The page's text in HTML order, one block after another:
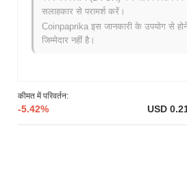
कीमत में परिवर्तन:
-5.42% USD
सह-संस्थापक और ब्लॉकचेन विशेषज्ञ, फैबियन
किया। इस दस्तावेज़ में रचनात्मक उद्योगों और
केंद्रित एक नए ब्लॉकचेन पारिस्थितिकी तंत्र के
प्रोजेक्ट ने जून 2021 में लुक्सो टेस्टनेट के रूप में
ने डिजिटल संपत्तियों, पहचान और सामाजिक
बुनियादी ढांचे को बनाने पर ध्यान केंद्रित किया।
सलाहकार से परामर्श करें।
Coinpaprika इस जानकारी के उपयोग से
जिम्मेदार नहीं है।